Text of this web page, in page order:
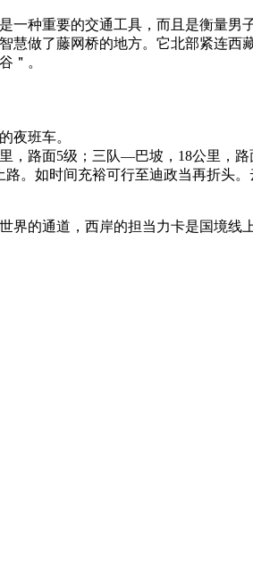
种重要的交通工具，而且是衡量
做了藤网桥的地方。它北部紧连
＂。
夜班车。
路面5级；三队—巴坡，18公里，
。如时间充裕可行至迪政当再折头
的通道，西岸的担当力卡是国境线